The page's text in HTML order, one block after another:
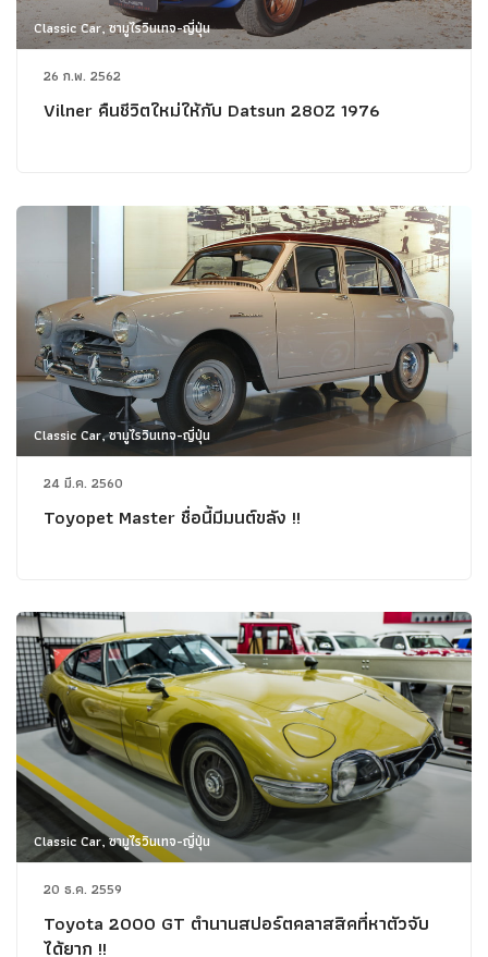
Classic Car, ซามูไรวินเทจ-ญี่ปุ่น
26 ก.พ. 2562
Vilner คืนชีวิตใหม่ให้กับ Datsun 280Z 1976
Classic Car, ซามูไรวินเทจ-ญี่ปุ่น
24 มี.ค. 2560
Toyopet Master ชื่อนี้มีมนต์ขลัง !!
Classic Car, ซามูไรวินเทจ-ญี่ปุ่น
20 ธ.ค. 2559
Toyota 2000 GT ตำนานสปอร์ตคลาสสิคที่หาตัวจับ
ได้ยาก !!